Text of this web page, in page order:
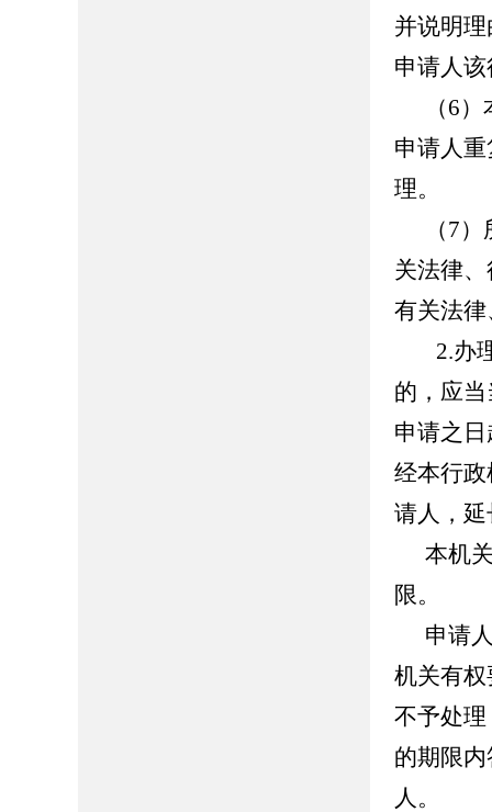
并说明
申请人
（6）
申请人
理。
（7）
关法律
有关法
2.办
的，应
申请之
经本行
请人，
本机
限。
申请
机关有
不予处
的期限
人。